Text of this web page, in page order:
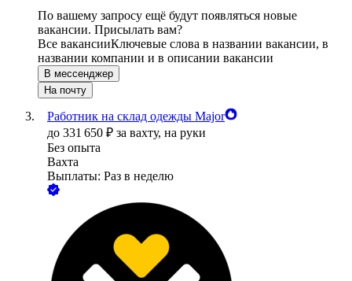
По вашему запросу ещё будут появляться новые
вакансии. Присылать вам?
Все вакансииКлючевые слова в названии вакансии, в
названии компании и в описании вакансии
В мессенджер
На почту
Работник на склад одежды Major
до 331 650 ₽ за вахту, на руки
Без опыта
Вахта
Выплаты: Раз в неделю